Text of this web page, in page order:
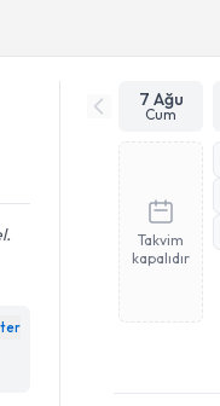
7 Ağu
Cum
Takvim
kapalıdır